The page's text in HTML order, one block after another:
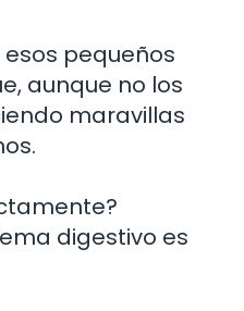
pequeños
aunque no los
maravillas
digestivo es